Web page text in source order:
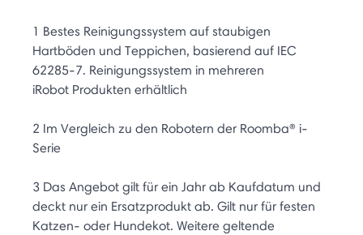
1 Bestes Reinigungssystem auf staubigen
Hartböden und Teppichen, basierend auf IEC
62285-7. Reinigungssystem in mehreren
iRobot Produkten erhältlich
2 Im Vergleich zu den Robotern der Roomba® i-
Serie
3 Das Angebot gilt für ein Jahr ab Kaufdatum und
deckt nur ein Ersatzprodukt ab. Gilt nur für festen
Katzen- oder Hundekot. Weitere geltende